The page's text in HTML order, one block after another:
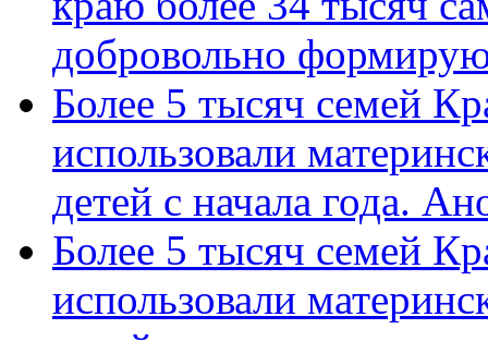
добровольно
Более 5 тысяч семей
использовали
детей с начала года.
Более 5 тысяч семей
использовали